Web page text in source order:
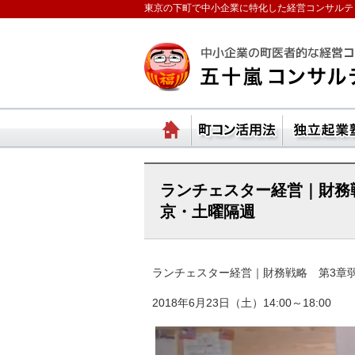
東京の下町で中小企業に特化した経営コンサル
ランチェスターの法則
ホーム 町コ
ランチェスター経営｜財
京・土曜隔週
ランチェスター経営｜財務戦略 第3章
2018年6月23日（土）14:00～18:00